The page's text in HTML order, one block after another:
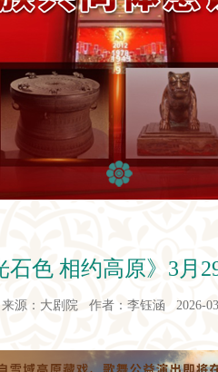
色 相约高原》3月
来源：大剧院 作者：李钰涵 2026-